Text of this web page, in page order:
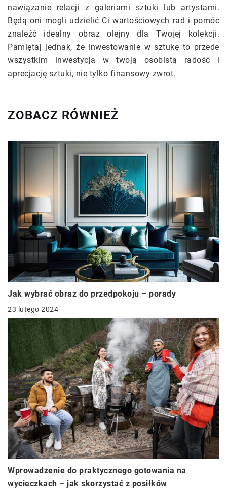
nawiązanie relacji z galeriami sztuki lub artystami.
Będą oni mogli udzielić Ci wartościowych rad i pomóc
znaleźć idealny obraz olejny dla Twojej kolekcji.
Pamiętaj jednak, że inwestowanie w sztukę to przede
wszystkim inwestycja w twoją osobistą radość i
aprecjację sztuki, nie tylko finansowy zwrot.
ZOBACZ RÓWNIEŻ
Jak wybrać obraz do przedpokoju – porady
23 lutego 2024
Wprowadzenie do praktycznego gotowania na
wycieczkach – jak skorzystać z posiłków